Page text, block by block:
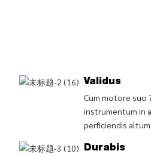
Validus
Cum motore suo
instrumentum in
perficiendis
Durabis